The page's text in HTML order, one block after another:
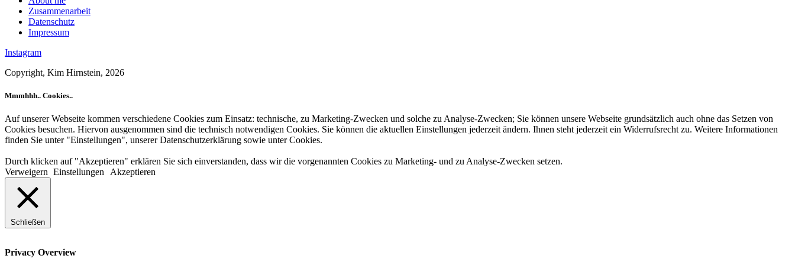
Zusammenarbeit
Datenschutz
Impressum
Instagram
Copyright, Kim Hirnstein, 2026
Mmmhhh.. Cookies..
Auf unserer Webseite kommen verschiedene Cookies zum Einsatz: technische, zu Marketing-Zwecken und solche zu Analyse-Zwecken; Sie können unsere Webseite grundsätzlich auch ohne das Setzen von
Cookies besuchen. Hiervon ausgenommen sind die technisch notwendigen Cookies. Sie können die aktuellen Einstellungen jederzeit ändern. Ihnen steht jederzeit ein Widerrufsrecht zu. Weitere Informationen
finden Sie unter "Einstellungen", unserer Datenschutzerklärung sowie unter Cookies.
Durch klicken auf "Akzeptieren" erklären Sie sich einverstanden, dass wir die vorgenannten Cookies zu Marketing- und zu Analyse-Zwecken setzen.
Verweigern Einstellungen Akzeptieren
Schließen
Privacy Overview